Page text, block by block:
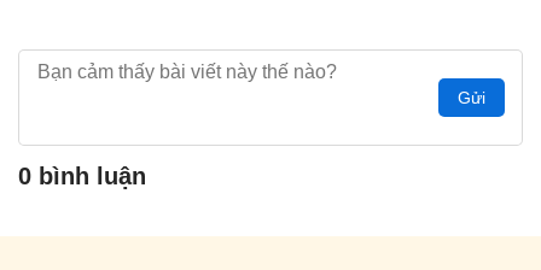
Gửi
0 bình luận